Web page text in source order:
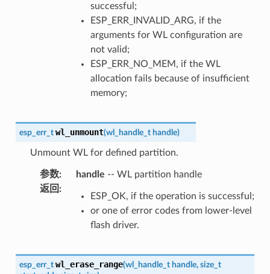
successful;
ESP_ERR_INVALID_ARG, if the
arguments for WL configuration are
not valid;
ESP_ERR_NO_MEM, if the WL
allocation fails because of insufficient
memory;
esp_err_t wl_unmount(wl_handle_t handle)
Unmount WL for defined partition.
参数: handle -- WL partition handle
返回 :
ESP_OK, if the operation is successful;
or one of error codes from lower-level
flash driver.
esp_err_t wl_erase_range(wl_handle_t handle, size_t